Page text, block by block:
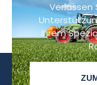
Verlassen
Ihrem